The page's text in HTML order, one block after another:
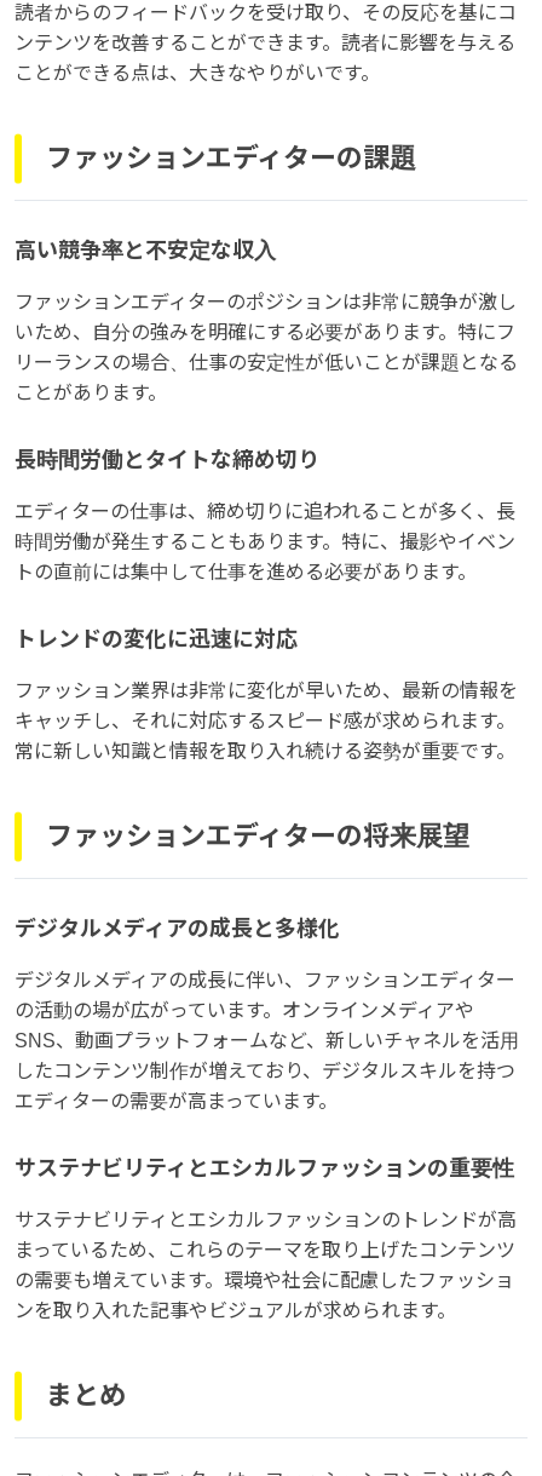
読者からのフィードバックを受け取り、その反応を基にコ
ンテンツを改善することができます。読者に影響を与える
ことができる点は、大きなやりがいです。
ファッションエディターの課題
高い競争率と不安定な収入
ファッションエディターのポジションは非常に競争が激し
いため、自分の強みを明確にする必要があります。特にフ
リーランスの場合、仕事の安定性が低いことが課題となる
ことがあります。
長時間労働とタイトな締め切り
エディターの仕事は、締め切りに追われることが多く、長
時間労働が発生することもあります。特に、撮影やイベン
トの直前には集中して仕事を進める必要があります。
トレンドの変化に迅速に対応
ファッション業界は非常に変化が早いため、最新の情報を
キャッチし、それに対応するスピード感が求められます。
常に新しい知識と情報を取り入れ続ける姿勢が重要です。
ファッションエディターの将来展望
デジタルメディアの成長と多様化
デジタルメディアの成長に伴い、ファッションエディター
の活動の場が広がっています。オンラインメディアや
SNS、動画プラットフォームなど、新しいチャネルを活用
したコンテンツ制作が増えており、デジタルスキルを持つ
エディターの需要が高まっています。
サステナビリティとエシカルファッションの重要性
サステナビリティとエシカルファッションのトレンドが高
まっているため、これらのテーマを取り上げたコンテンツ
の需要も増えています。環境や社会に配慮したファッショ
ンを取り入れた記事やビジュアルが求められます。
まとめ